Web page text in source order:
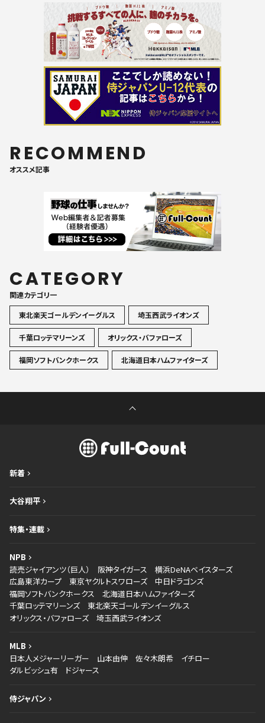
RECOMMEND
オススメ記事
CATEGORY
関連カテゴリ一
東北楽天ゴールデンイーグルス
埼玉西武ライオンズ
千葉ロッテマリーンズ オリックス・バファローズ
福岡ソフトバンクホークス 北海道日本ハムファイターズ
新着
大谷翔平
特集・連載
NPB
読売ジャイアンツ（巨人）
阪神タイガース
横浜DeNAベイスターズ
広島東洋カープ
東京ヤクルトスワローズ
中日ドラゴンズ
福岡ソフトバンクホークス
北海道日本ハムファイターズ
千葉ロッテマリーンズ
東北楽天ゴールデンイーグルス
オリックス・バファローズ
埼玉西武ライオンズ
MLB
日本人メジャーリーガー
山本由伸 佐々木朗希
イチロー
ダルビッシュ有
ドジャース
侍ジャパン